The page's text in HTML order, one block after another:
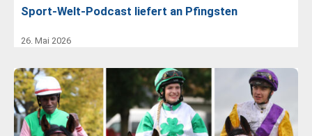
Sport-Welt-Podcast liefert an Pfingsten
26. Mai 2026